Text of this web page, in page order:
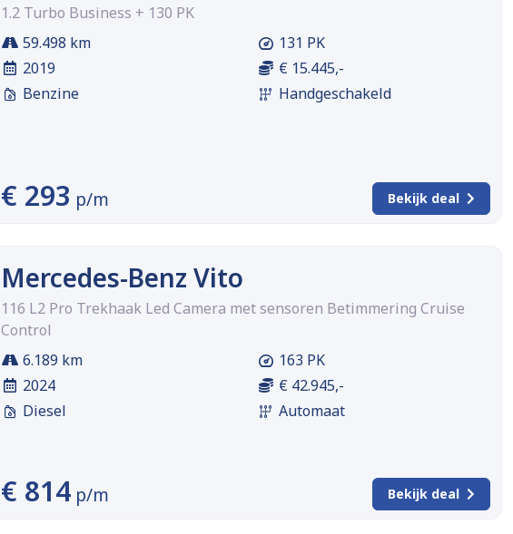
1.2 Turbo Business + 130 PK
59.498 km
2019
Benzine
131 PK
€ 15.445,-
Handgeschakeld
€ 293 p/m Bekijk deal
Mercedes-Benz Vito
116 L2 Pro Trekhaak Led Camera met sensoren Betimmering Cruise
Control
6.189 km
2024
Diesel
163 PK
€ 42.945,-
Automaat
€ 814 p/m Bekijk deal